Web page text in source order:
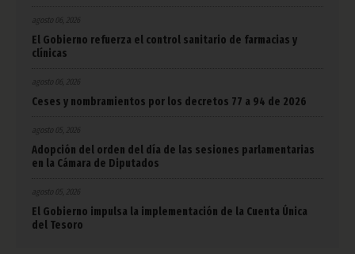
agosto 06, 2026
El Gobierno refuerza el control sanitario de farmacias y
clínicas
agosto 06, 2026
Ceses y nombramientos por los decretos 77 a 94 de 2026
Adopción del orden del día de las sesiones parlamentarias
en la Cámara de Diputados
El Gobierno impulsa la implementación de la Cuenta Única
del Tesoro